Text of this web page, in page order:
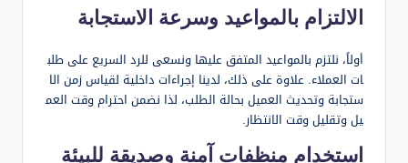
الالتزام بالمواعيد وسرعة الاستجابة
أولاً، نلتزم بالمواعيد المتفق عليها ونسعى للرد السريع على طلب
ات العملاء. علاوة على ذلك، لدينا إجراءات داخلية لقياس زمن الا
ستجابة وتحديث العميل بحالة الطلب، لذا نضمن احترام وقت العم
يل وتقليل وقت الانتظار.
استخدام منظفات آمنة وصديقة للبيئة